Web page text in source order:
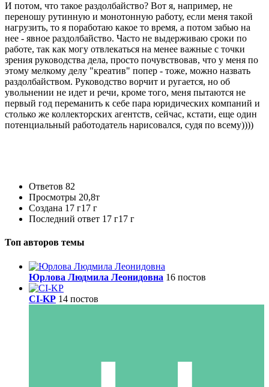
И потом, что такое раздолбайство? Вот я, например, не
переношу рутинную и монотонную работу, если меня такой
нагрузить, то я поработаю какое то время, а потом забью на
нее - явное раздолбайство. Часто не выдерживаю сроки по
работе, так как могу отвлекаться на менее важные с точки
зрения руководства дела, просто почувствовав, что у меня по
этому мелкому делу "креатив" попер - тоже, можно назвать
раздолбайством. Руководство ворчит и ругается, но об
увольнении не идет и речи, кроме того, меня пытаются не
первый год переманить к себе пара юридических компаний и
столько же коллекторских агентств, сейчас, кстати, еще один
потенциальный работодатель нарисовался, судя по всему))))
Ответов 82
Просмотры 20,8т
Создана 17 г17 г
Последний ответ 17 г17 г
Топ авторов темы
Юрлова Людмила Леонидовна 16 постов
CI-KP 14 постов